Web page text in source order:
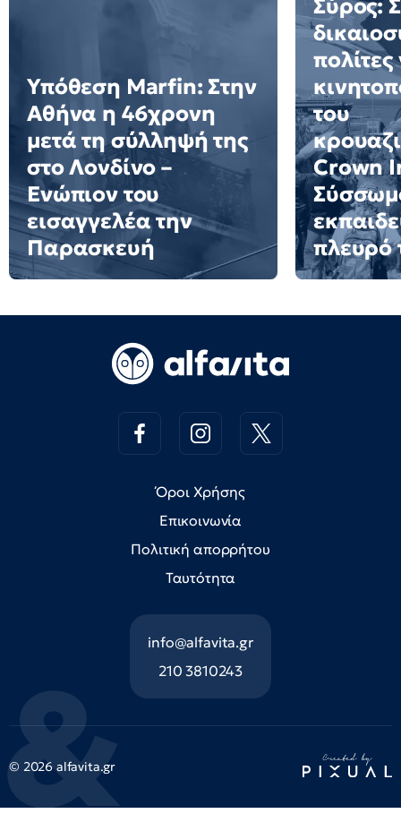
Υπόθεση Marfin: Στην
Αθήνα η 46χρονη
μετά τη σύλληψή της
στο Λονδίνο –
Ενώπιον του
εισαγγελέα την
Παρασκευή
Σύρος:
πολίτες
του
Crown
πλευρό
Όροι Χρήσης
Επικοινωνία
Πολιτική απορρήτου
Ταυτότητα
info@alfavita.gr
210 3810243
© 2026 alfavita.gr